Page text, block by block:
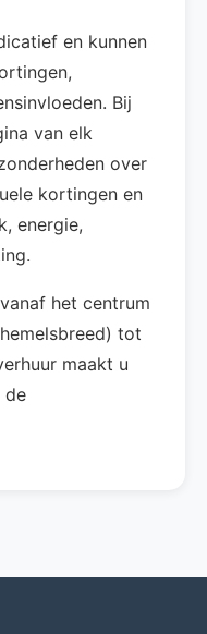
en kunnen
Bij
van elk
over
kortingen en
energie,
het centrum
tot
maakt u
de